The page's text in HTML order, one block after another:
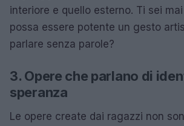
interiore e quello esterno. Ti sei
possa essere potente un gesto
parlare senza parole?
3. Opere che parlano di
speranza
Le opere create dai ragazzi non